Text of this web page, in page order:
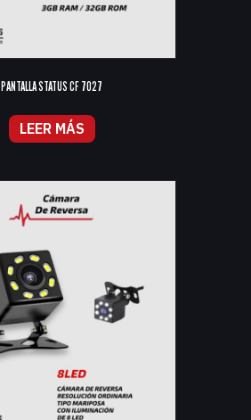
PANTALLA STATUS CF 7027
LEER MÁS